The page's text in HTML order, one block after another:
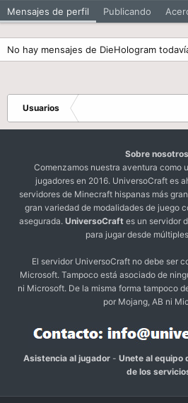
Mensajes de perfil Publicando
No hay mensajes de DieHologram
Usuarios
Sobre
Comenzamos nuestra aventura como
jugadores en 2016. UniversoCraft es
servidores de Minecraft hispanas más
gran variedad de modalidades de juego
asegurada. UniversoCraft es un servidor
para jugar desde
El servidor UniversoCraft no debe ser
Microsoft. Tampoco está asociado de
ni Microsoft. De la misma forma tampoco
por Mojang, AB ni
Asistencia al jugador- Unete al equipo
de los